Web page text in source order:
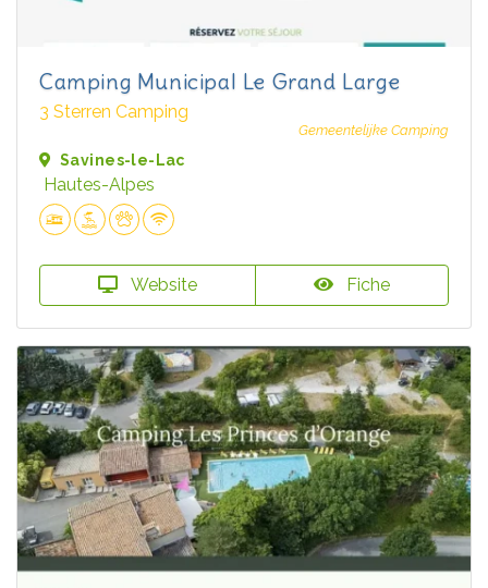
Camping Municipal Le Grand Large
3 Sterren Camping
Gemeentelijke Camping
Savines-le-Lac
Hautes-Alpes
Website Fiche